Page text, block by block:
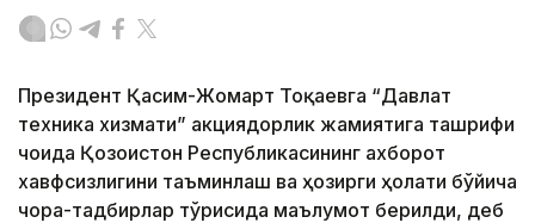
Президент Қасим-Жомарт Тоқаевга “Давлат
техника хизмати” акциядорлик жамиятига ташрифи
чоғида Қозоғистон Республикасининг ахборот
хавфсизлигини таъминлаш ва ҳозирги ҳолати бўйича
чора-тадбирлар тўғрисида маълумот берилди, деб